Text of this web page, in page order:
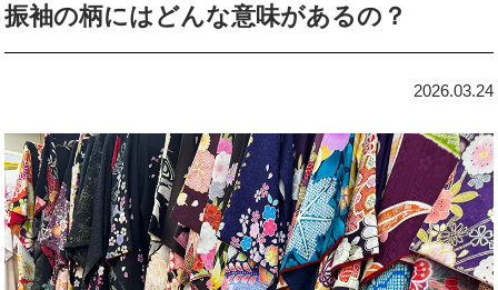
振袖の柄にはどんな意味があるの？
2026.03.24